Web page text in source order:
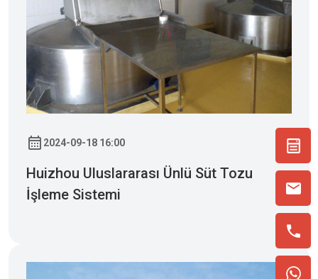
2024-09-18 16:00
Huizhou Uluslararası Ünlü Süt Tozu
İşleme Sistemi